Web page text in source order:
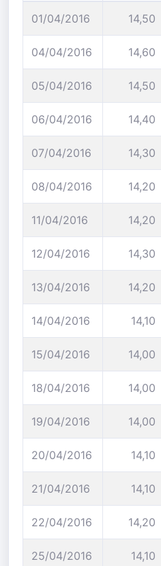
01/04/2016 14,50
04/04/2016 14,60
05/04/2016 14,50
06/04/2016 14,40
07/04/2016 14,30
08/04/2016 14,20
11/04/2016 14,20
12/04/2016 14,30
13/04/2016 14,20
14/04/2016 14,10
15/04/2016 14,00
18/04/2016 14,00
19/04/2016 14,00
20/04/2016 14,10
21/04/2016 14,10
22/04/2016 14,20
25/04/2016 14,10